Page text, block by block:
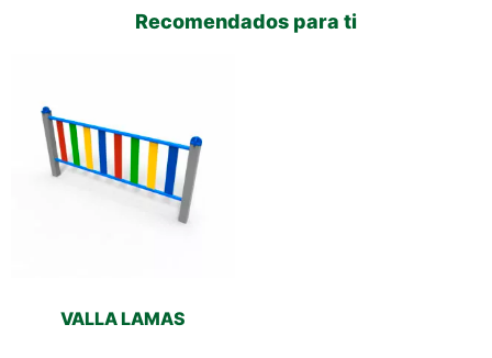
Recomendados para ti
VALLA LAMAS